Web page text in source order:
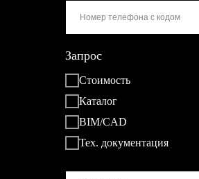
Запрос
Стоимость
Каталог
BIM/CAD
Тех. документация